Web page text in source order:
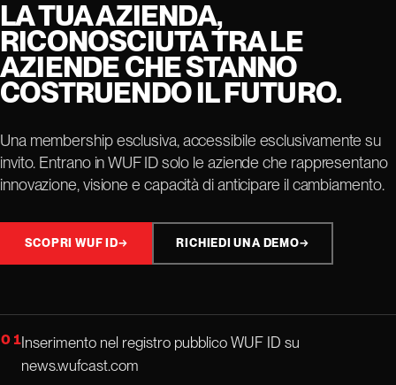
LA TUA AZIENDA,
RICONOSCIUTA TRA LE
AZIENDE CHE STANNO
COSTRUENDO IL FUTURO.
Una membership esclusiva, accessibile esclusivamente su
invito. Entrano in WUF ID solo le aziende che rappresentano
innovazione, visione e capacità di anticipare il cambiamento.
SCOPRI WUF ID→ RICHIEDI UNA DEMO→
01Inserimento nel registro pubblico WUF ID su
news.wufcast.com